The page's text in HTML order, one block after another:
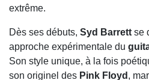
extrême.
Dès ses débuts, Syd Barrett se
approche expérimentale du
Son style unique, à la fois
son originel des Pink Floyd ,